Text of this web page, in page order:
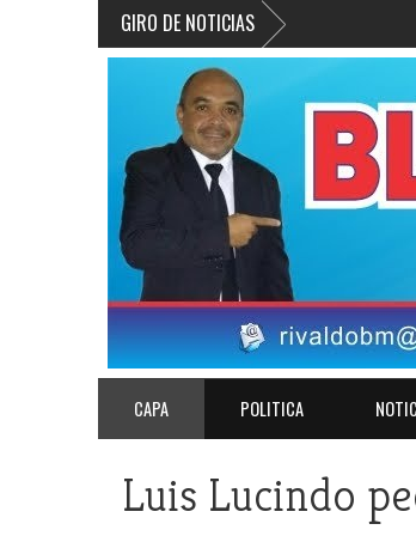
GIRO DE NOTICIAS
CAPA POLITICA
Luis Lucindo